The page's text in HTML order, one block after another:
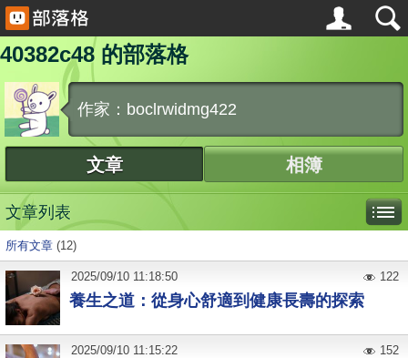
40382c48 的部落格
作家：boclrwidmg422
文章 相簿
文章列表
所有文章 (12)
養生之道：從身心舒適到健康長壽的探索
2025/09/10 11:18:50 122
2025/09/10 11:15:22 152